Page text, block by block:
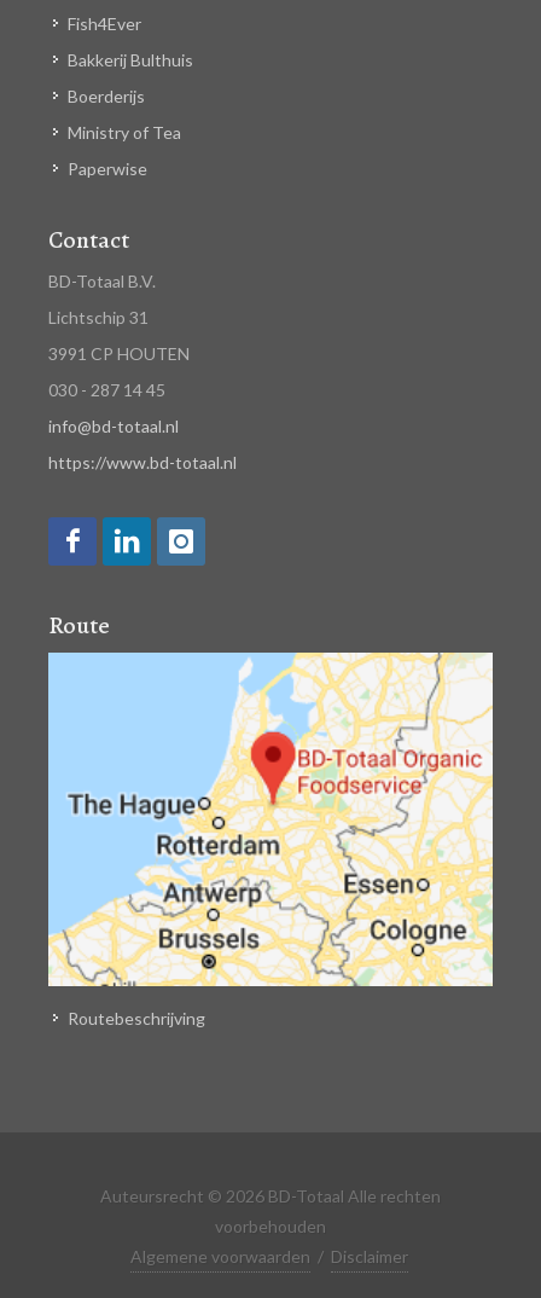
Fish4Ever
Bakkerij Bulthuis
Boerderijs
Ministry of Tea
Paperwise
Contact
BD-Totaal B.V.
Lichtschip 31
3991 CP HOUTEN
030 - 287 14 45
info@bd-totaal.nl
https://www.bd-totaal.nl
Route
Routebeschrijving
Auteursrecht © 2026 BD-Totaal Alle rechten
voorbehouden
Algemene voorwaarden / Disclaimer